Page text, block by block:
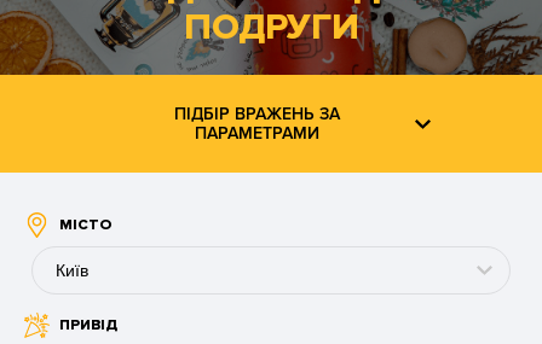
ПОДРУГИ
ПІДБІР ВРАЖЕНЬ ЗА
ПАРАМЕТРАМИ
МІСТО
Київ
Буковель
ПРИВІД